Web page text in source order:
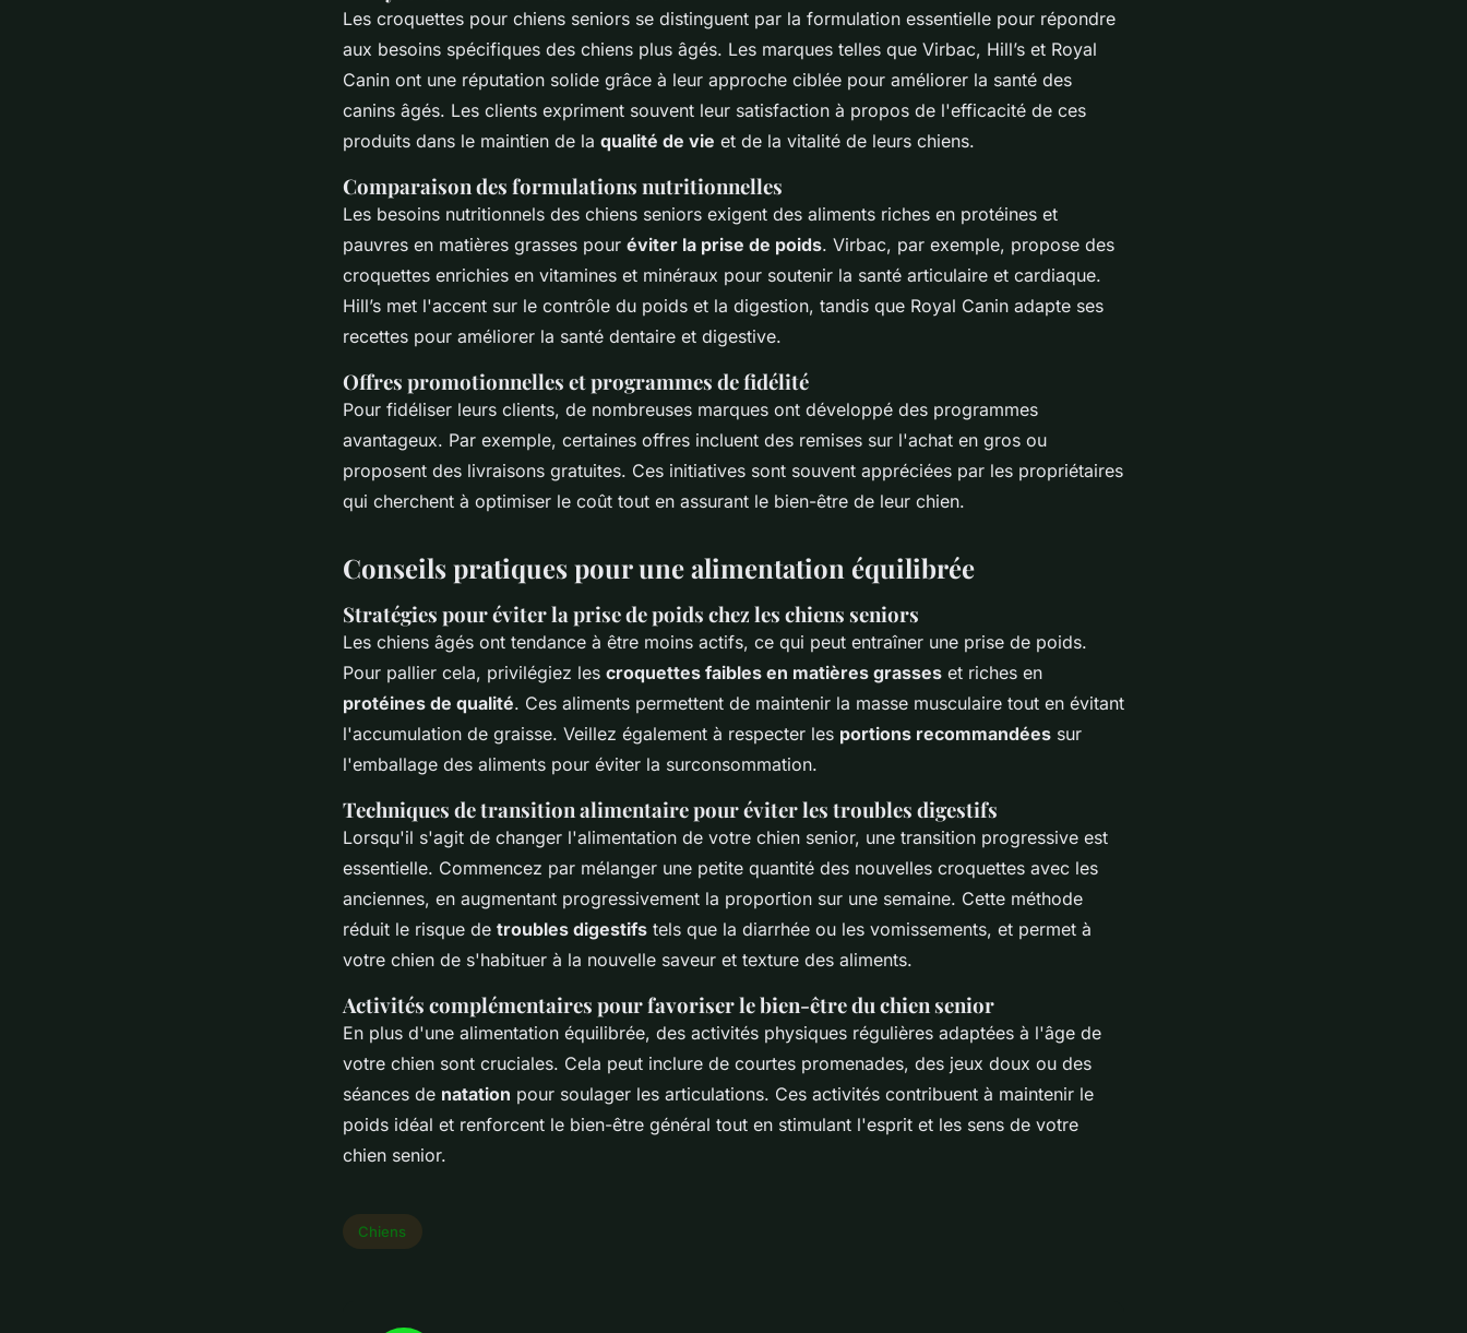
Les croquettes pour chiens seniors se distinguent par la formulation essentielle pour répondre
aux besoins spécifiques des chiens plus âgés. Les marques telles que Virbac, Hill’s et Royal
Canin ont une réputation solide grâce à leur approche ciblée pour améliorer la santé des
canins âgés. Les clients expriment souvent leur satisfaction à propos de l'efficacité de ces
produits dans le maintien de la qualité de vie et de la vitalité de leurs chiens.
Comparaison des formulations nutritionnelles
Les besoins nutritionnels des chiens seniors exigent des aliments riches en protéines et
pauvres en matières grasses pour éviter la prise de poids. Virbac, par exemple, propose des
croquettes enrichies en vitamines et minéraux pour soutenir la santé articulaire et cardiaque.
Hill’s met l'accent sur le contrôle du poids et la digestion, tandis que Royal Canin adapte ses
recettes pour améliorer la santé dentaire et digestive.
Offres promotionnelles etprogrammes de fidélité
Pour fidéliser leurs clients, de nombreuses marques ont développé des programmes
avantageux. Par exemple, certaines offres incluent des remises sur l'achat en gros ou
proposent des livraisons gratuites. Ces initiatives sont souvent appréciées par les propriétaires
qui cherchent à optimiser le coût tout en assurant le bien-être de leur chien.
Conseils pratiques pour une alimentation équilibrée
Stratégies pour éviter la prise de poids chez les chiens seniors
Les chiens âgés ont tendance à être moins actifs, ce qui peut entraîner une prise de poids.
Pour pallier cela, privilégiez les croquettes faibles en matières grasses et riches en
protéines de qualité. Ces aliments permettent de maintenir la masse musculaire tout en évitant
l'accumulation de graisse. Veillez également à respecter les portions recommandées sur
l'emballage des aliments pour éviter la surconsommation.
Techniques de transition alimentaire pour éviter les troubles digestifs
Lorsqu'il s'agit de changer l'alimentation de votre chien senior, une transition progressive est
essentielle. Commencez par mélanger une petite quantité des nouvelles croquettes avec les
anciennes, en augmentant progressivement la proportion sur une semaine. Cette méthode
réduit le risque de troubles digestifs tels que la diarrhée ou les vomissements, et permet à
votre chien de s'habituer à la nouvelle saveur et texture des aliments.
Activités complémentaires pour favoriser le bien-être du chien senior
En plus d'une alimentation équilibrée, des activités physiques régulières adaptées à l'âge de
votre chien sont cruciales. Cela peut inclure de courtes promenades, des jeux doux ou des
séances de natation pour soulager les articulations. Ces activités contribuent à maintenir le
poids idéal et renforcent le bien-être général tout en stimulant l'esprit et les sens de votre
chien senior.
Chiens